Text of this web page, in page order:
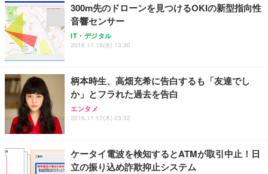
300m先のドローンを見つけるOKIの新型指向性
音響センサー
IT・デジタル
2016.11.16(水) 13:30
柄本時生、高畑充希に告白するも「友達でし
か」とフラれた過去を告白
エンタメ
2016.11.17(木) 23:32
ケータイ電波を検知するとATMが取引中止！日
立の振り込め詐欺抑止システム